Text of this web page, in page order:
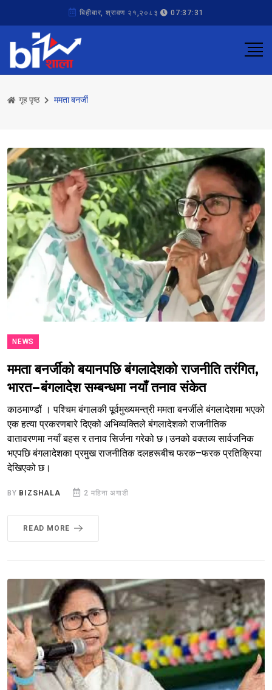
बिहीबार, श्रावण २१,२०८३ 07:37:31
गृह पृष्ठ ममता बनर्जी
NEWS
ममता बनर्जीको बयानपछि बंगलादेशको राजनीति तरंगित,
भारत–बंगलादेश सम्बन्धमा नयाँ तनाव संकेत
काठमाण्डौं । पश्चिम बंगालकी पूर्वमुख्यमन्त्री ममता बनर्जीले बंगलादेशमा भएको
एक हत्या प्रकरणबारे दिएको अभिव्यक्तिले बंगलादेशको राजनीतिक
वातावरणमा नयाँ बहस र तनाव सिर्जना गरेको छ।उनको वक्तव्य सार्वजनिक
भएपछि बंगलादेशका प्रमुख राजनीतिक दलहरूबीच फरक–फरक प्रतिक्रिया
देखिएको छ।
BY BIZSHALA 2 महिना अगाडी
READ MORE